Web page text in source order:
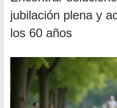
jubilación plena y
los 60 años